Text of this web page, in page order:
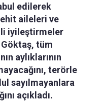
edilerek
aileleri ve
iyileştirmeler
tüm
aylıklarının
terörle
sayılmayanlara
açıkladı.